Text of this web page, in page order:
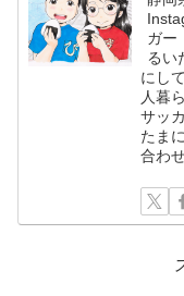
ガー
るい
にし
人暮
サッ
たま
合わ